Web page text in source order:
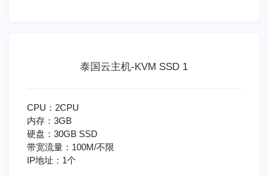
泰国云主机-KVM SSD 1
CPU：2CPU
内存：3GB
硬盘：30GB SSD
带宽流量：100M/不限
IP地址：1个